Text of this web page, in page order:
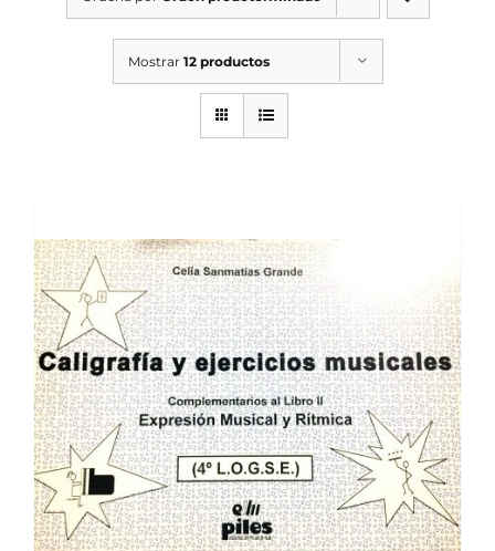
SERVICIOS TALLER
SERVICIOS TALLER
Mostrar 12 productos